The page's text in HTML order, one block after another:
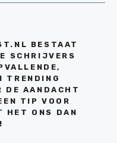
BESTAAT
SCHRIJVERS
TRENDING
DE AANDACHT
TIP VOOR
HET ONS DAN